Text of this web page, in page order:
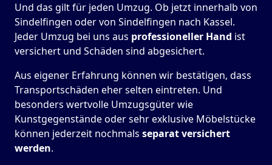
Und das gilt für jeden Umzug. Ob jetzt innerhalb von
Sindelfingen oder von Sindelfingen nach Kassel.
Jeder Umzug bei uns aus professioneller Hand ist
versichert und Schäden sind abgesichert.
Aus eigener Erfahrung können wir bestätigen, dass
Transportschäden eher selten eintreten. Und
besonders wertvolle Umzugsgüter wie
Kunstgegenstände oder sehr exklusive Möbelstücke
können jederzeit nochmals separat versichert
werden.